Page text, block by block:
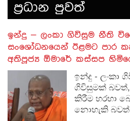
ප‍්‍රධාන පුවත්
​ඉන්දු – ලංකා ගිවිසුම නීති
සංශෝධනයෙන් ඊළමට පාර
අතිපූජ්‍ය ඕමාරේ කස්සප
ඉන්දු - ලංකා
ගිවිසුමක්
කිරීම හරහා
නොහැකි බවත්